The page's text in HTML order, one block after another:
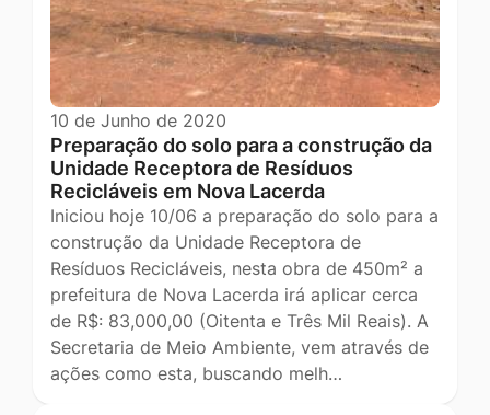
10 de Junho de 2020
Preparação do solo para a construção da
Unidade Receptora de Resíduos
Recicláveis em Nova Lacerda
Iniciou hoje 10/06 a preparação do solo para a
construção da Unidade Receptora de
Resíduos Recicláveis, nesta obra de 450m² a
prefeitura de Nova Lacerda irá aplicar cerca
de R$: 83,000,00 (Oitenta e Três Mil Reais). A
Secretaria de Meio Ambiente, vem através de
ações como esta, buscando melh…